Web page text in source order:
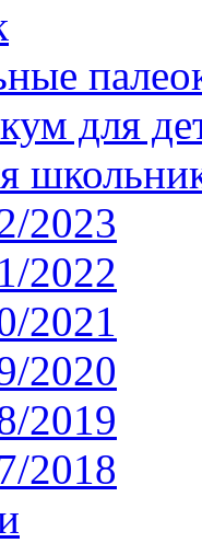
для
2023
2022
2021
2020
2019
2018